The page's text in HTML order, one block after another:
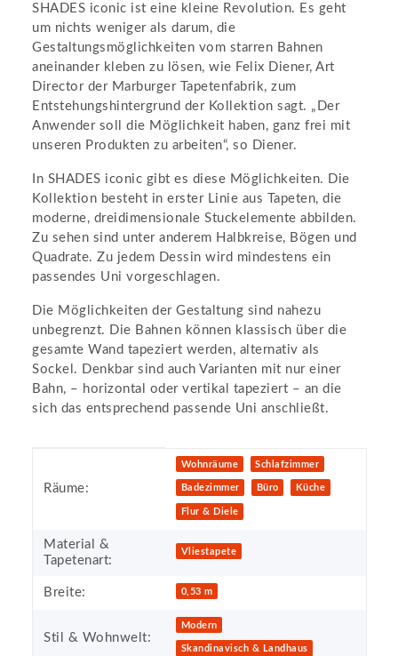
SHADES iconic ist eine kleine Revolution. Es geht
um nichts weniger als darum, die
Gestaltungsmöglichkeiten vom starren Bahnen
aneinander kleben zu lösen, wie Felix Diener, Art
Director der Marburger Tapetenfabrik, zum
Entstehungshintergrund der Kollektion sagt. „Der
Anwender soll die Möglichkeit haben, ganz frei mit
unseren Produkten zu arbeiten“, so Diener.
In SHADES iconic gibt es diese Möglichkeiten. Die
Kollektion besteht in erster Linie aus Tapeten, die
moderne, dreidimensionale Stuckelemente abbilden.
Zu sehen sind unter anderem Halbkreise, Bögen und
Quadrate. Zu jedem Dessin wird mindestens ein
passendes Uni vorgeschlagen.
Die Möglichkeiten der Gestaltung sind nahezu
unbegrenzt. Die Bahnen können klassisch über die
gesamte Wand tapeziert werden, alternativ als
Sockel. Denkbar sind auch Varianten mit nur einer
Bahn, – horizontal oder vertikal tapeziert – an die
sich das entsprechend passende Uni anschließt.
Räume:
Wohnräume Schlafzimmer
Badezimmer Büro Küche
Flur & Diele
Material &
Tapetenart:
Vliestapete
Breite: 0,53 m
Stil & Wohnwelt:
Modern
Skandinavisch & Landhaus